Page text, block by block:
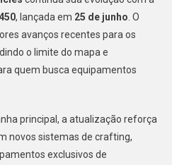
, lançada em 25 de junho . O
avanços recentes para os
o limite do mapa e
quem busca equipamentos
principal, a atualização reforça
novos sistemas de crafting,
exclusivos de